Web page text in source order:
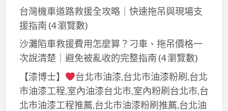
台灣機車道路救援全攻略｜快速拖吊與現場支
援指南 (4 瀏覽數)
沙灘陷車救援費用怎麼算？刁車、拖吊價格一
次說清楚｜避免被亂收的完整指南 (4 瀏覽數)
【漆博士】
台北市油漆,台北市油漆粉刷,台北
市油漆工程,室內油漆台北市,室內粉刷台北市,台
北市油漆工程推薦,台北市油漆粉刷推薦,台北油